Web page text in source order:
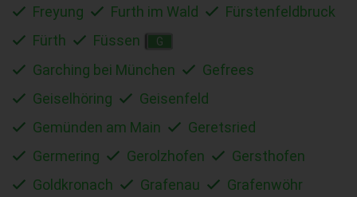
Freyung
Furth im Wald
Fürstenfeldbruck
Fürth
Füssen G
Garching bei München
Gefrees
Geiselhöring
Geisenfeld
Gemünden am Main
Geretsried
Germering
Gerolzhofen
Gersthofen
Goldkronach
Grafenau
Grafenwöhr